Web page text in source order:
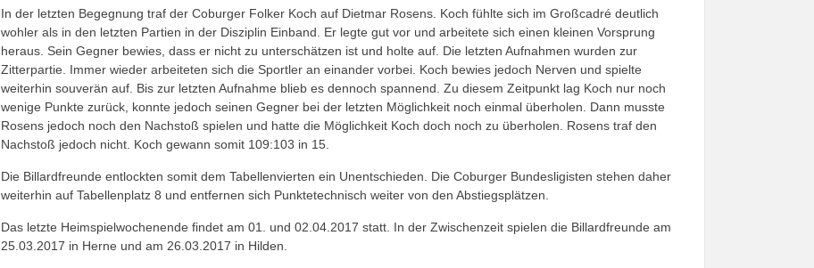
In der letzten Begegnung traf der Coburger Folker Koch auf Dietmar Rosens. Koch fühlte sich im Großcadré deutlich
wohler als in den letzten Partien in der Disziplin Einband. Er legte gut vor und arbeitete sich einen kleinen Vorsprung
heraus. Sein Gegner bewies, dass er nicht zu unterschätzen ist und holte auf. Die letzten Aufnahmen wurden zur
Zitterpartie. Immer wieder arbeiteten sich die Sportler an einander vorbei. Koch bewies jedoch Nerven und spielte
weiterhin souverän auf. Bis zur letzten Aufnahme blieb es dennoch spannend. Zu diesem Zeitpunkt lag Koch nur noch
wenige Punkte zurück, konnte jedoch seinen Gegner bei der letzten Möglichkeit noch einmal überholen. Dann musste
Rosens jedoch noch den Nachstoß spielen und hatte die Möglichkeit Koch doch noch zu überholen. Rosens traf den
Nachstoß jedoch nicht. Koch gewann somit 109:103 in 15.
Die Billardfreunde entlockten somit dem Tabellenvierten ein Unentschieden. Die Coburger Bundesligisten stehen daher
weiterhin auf Tabellenplatz 8 und entfernen sich Punktetechnisch weiter von den Abstiegsplätzen.
Das letzte Heimspielwochenende findet am 01. und 02.04.2017 statt. In der Zwischenzeit spielen die Billardfreunde am
25.03.2017 in Herne und am 26.03.2017 in Hilden.